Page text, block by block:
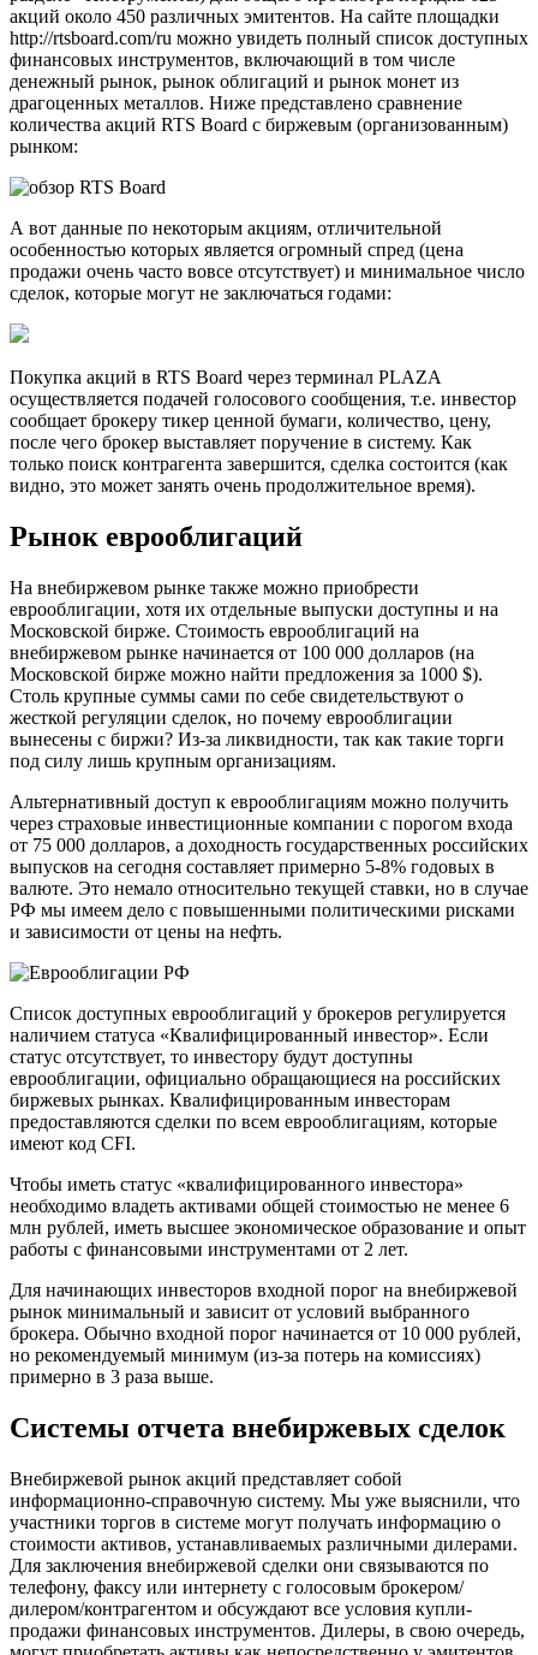
акций около 450 различных эмитентов. На сайте площадки
http://rtsboard.com/ru можно увидеть полный список доступных
финансовых инструментов, включающий в том числе
денежный рынок, рынок облигаций и рынок монет из
драгоценных металлов. Ниже представлено сравнение
количества акций RTS Board с биржевым (организованным)
рынком:
А вот данные по некоторым акциям, отличительной
особенностью которых является огромный спред (цена
продажи очень часто вовсе отсутствует) и минимальное число
сделок, которые могут не заключаться годами:
Покупка акций в RTS Board через терминал PLAZA
осуществляется подачей голосового сообщения, т.е. инвестор
сообщает брокеру тикер ценной бумаги, количество, цену,
после чего брокер выставляет поручение в систему. Как
только поиск контрагента завершится, сделка состоится (как
видно, это может занять очень продолжительное время).
Рынок еврооблигаций
На внебиржевом рынке также можно приобрести
еврооблигации, хотя их отдельные выпуски доступны и на
Московской бирже. Стоимость еврооблигаций на
внебиржевом рынке начинается от 100 000 долларов (на
Московской бирже можно найти предложения за 1000 $).
Столь крупные суммы сами по себе свидетельствуют о
жесткой регуляции сделок, но почему еврооблигации
вынесены с биржи? Из-за ликвидности, так как такие торги
под силу лишь крупным организациям.
Альтернативный доступ к еврооблигациям можно получить
через страховые инвестиционные компании с порогом входа
от 75 000 долларов, а доходность государственных российских
выпусков на сегодня составляет примерно 5-8% годовых в
валюте. Это немало относительно текущей ставки, но в случае
РФ мы имеем дело с повышенными политическими рисками
и зависимости от цены на нефть.
Список доступных еврооблигаций у брокеров регулируется
наличием статуса «Квалифицированный инвестор». Если
статус отсутствует, то инвестору будут доступны
еврооблигации, официально обращающиеся на российских
биржевых рынках. Квалифицированным инвесторам
предоставляются сделки по всем еврооблигациям, которые
имеют код CFI.
Чтобы иметь статус «квалифицированного инвестора»
необходимо владеть активами общей стоимостью не менее 6
млн рублей, иметь высшее экономическое образование и опыт
работы с финансовыми инструментами от 2 лет.
Для начинающих инвесторов входной порог на внебиржевой
рынок минимальный и зависит от условий выбранного
брокера. Обычно входной порог начинается от 10 000 рублей,
но рекомендуемый минимум (из-за потерь на комиссиях)
примерно в 3 раза выше.
Системы отчета внебиржевых сделок
Внебиржевой рынок акций представляет собой
информационно-справочную систему. Мы уже выяснили, что
участники торгов в системе могут получать информацию о
стоимости активов, устанавливаемых различными дилерами.
Для заключения внебиржевой сделки они связываются по
телефону, факсу или интернету с голосовым брокером/
дилером/контрагентом и обсуждают все условия купли-
продажи финансовых инструментов. Дилеры, в свою очередь,